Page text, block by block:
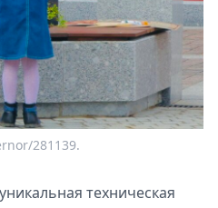
281139.
техническая